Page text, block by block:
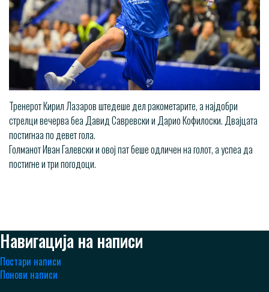
Тренерот Кирил Лазаров штедеше дел ракометарите, а најдобри
стрелци вечерва беа Давид Савревски и Дарио Кофилоски. Двајцата
постигнаа по девет гола.
Голманот Иван Галевски и овој пат беше одличен на голот, а успеа да
постигне и три погодоци.
Навигација на написи
Постари написи
Понови написи